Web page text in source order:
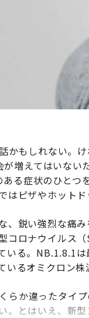
かもしれない
増えてはいない
る症状のひと
はピザやホット
、鋭い強烈な痛
コロナウイルス
る。NB.1.8.1
るオミクロン株
らか違ったタイ
。とはいえ、新